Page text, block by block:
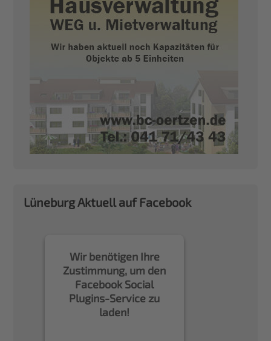
Lüneburg Aktuell auf Facebook
Wir benötigen Ihre
Zustimmung, um den
Facebook Social
Plugins-Service zu
laden!